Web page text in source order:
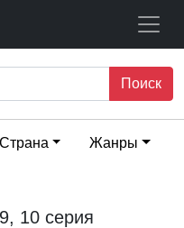
Поиск
Страна Жанры
10 серия